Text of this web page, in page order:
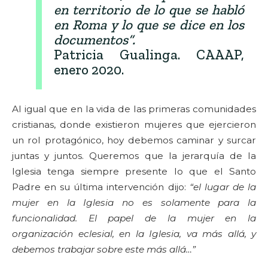
en territorio de lo que se habló
en Roma y lo que se dice en los
documentos”.
Patricia Gualinga. CAAAP,
enero 2020.
Al igual que en la vida de las primeras comunidades
cristianas, donde existieron mujeres que ejercieron
un rol protagónico, hoy debemos caminar y surcar
juntas y juntos. Queremos que la jerarquía de la
Iglesia tenga siempre presente lo que el Santo
Padre en su última intervención dijo: “el lugar de la
mujer en la Iglesia no es solamente para la
funcionalidad. El papel de la mujer en la
organización eclesial, en la Iglesia, va más allá, y
debemos trabajar sobre este más allá…”